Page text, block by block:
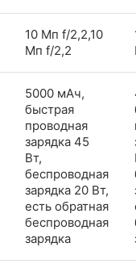
10 Мп f/2,2,10
Мп f/2,2
5000 мАч,
быстрая
проводная
зарядка 45
Вт,
беспроводная
зарядка 20 Вт,
есть обратная
беспроводная
зарядка